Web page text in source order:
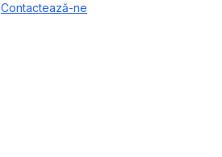
Contactează-ne